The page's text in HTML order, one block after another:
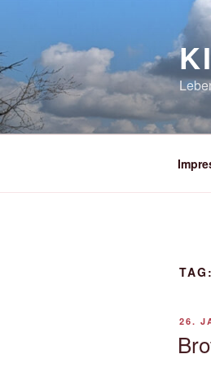
springen
TAG:
26.